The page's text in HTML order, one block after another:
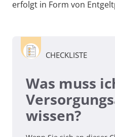
erfolgt in Form von
CHECKLISTE
Was muss
wissen?